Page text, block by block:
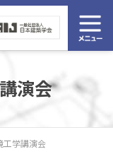
演会
工学講演会